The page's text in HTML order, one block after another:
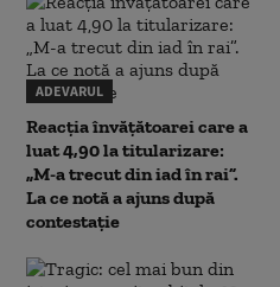
ADEVARUL
Reacția învățătoarei care a
luat 4,90 la titularizare:
„M-a trecut din iad în rai”.
La ce notă a ajuns după
contestație